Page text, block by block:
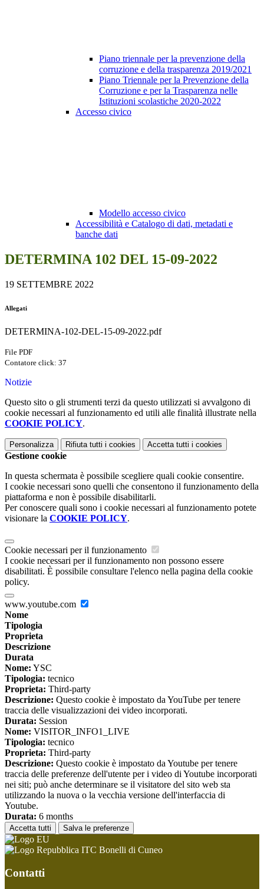
Piano triennale per la prevenzione della
corruzione e della trasparenza 2019/2021
Piano Triennale per la Prevenzione della
Corruzione e per la Trasparenza nelle
Istituzioni scolastiche 2020-2022
Accesso civico
Modello accesso civico
Accessibilità e Catalogo di dati, metadati e
banche dati
DETERMINA 102 DEL 15-09-2022
19 SETTEMBRE 2022
Allegati
DETERMINA-102-DEL-15-09-2022.pdf
File PDF
Contatore click: 37
Notizie
Questo sito o gli strumenti terzi da questo utilizzati si avvalgono di
cookie necessari al funzionamento ed utili alle finalità illustrate nella
COOKIE POLICY.
Personalizza Rifiuta tutti i cookies Accetta tutti i cookies
Gestione cookie
In questa schermata è possibile scegliere quali cookie consentire.
I cookie necessari sono quelli che consentono il funzionamento della
piattaforma e non è possibile disabilitarli.
Per conoscere quali sono i cookie necessari al funzionamento potete
visionare la COOKIE POLICY.
Cookie necessari per il funzionamento
I cookie necessari per il funzionamento non possono essere
disabilitati. È possibile consultare l'elenco nella pagina della cookie
policy.
www.youtube.com
Nome
Tipologia
Proprieta
Descrizione
Durata
Nome: YSC
Tipologia: tecnico
Proprieta: Third-party
Descrizione: Questo cookie è impostato da YouTube per tenere
traccia delle visualizzazioni dei video incorporati.
Durata: Session
Nome: VISITOR_INFO1_LIVE
Tipologia: tecnico
Proprieta: Third-party
Descrizione: Questo cookie è impostato da Youtube per tenere
traccia delle preferenze dell'utente per i video di Youtube incorporati
nei siti; può anche determinare se il visitatore del sito web sta
utilizzando la nuova o la vecchia versione dell'interfaccia di
Youtube.
Durata: 6 months
Accetta tutti Salva le preferenze
ITC Bonelli di Cuneo
Contatti